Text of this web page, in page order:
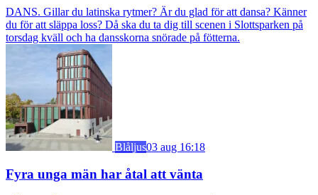
DANS. Gillar du latinska rytmer? Är du glad för att dansa? Känner
du för att släppa loss? Då ska du ta dig till scenen i Slottsparken på
torsdag kväll och ha dansskorna snörade på fötterna.
Blåljus03 aug 16:18
Fyra unga män har åtal att vänta